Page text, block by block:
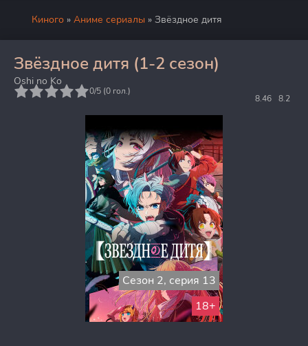
Киного » Аниме сериалы » Звёздное дитя
Звёздное дитя (1-2 сезон)
Oshi no Ko
8.46 8.2
0/5 (0 гол.)
Сезон 2, серия 13
18+